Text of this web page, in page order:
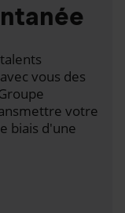
vous des
votre
biais d'une